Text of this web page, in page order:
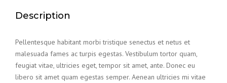
Description
Pellentesque habitant morbi tristique senectus et netus et
malesuada fames ac turpis egestas. Vestibulum tortor quam,
feugiat vitae, ultricies eget, tempor sit amet, ante. Donec eu
libero sit amet quam egestas semper. Aenean ultricies mi vitae